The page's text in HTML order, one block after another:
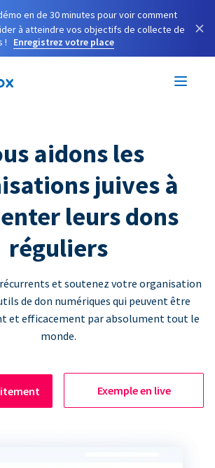
en de 30 minutes pour voir comment
à atteindre vos objectifs de collecte de
!
Enregistrez votre place
×
aidons les
juives à
leurs dons
réguliers
et soutenez votre organisation
de don numériques qui peuvent être
et efficacement par absolument tout le
monde.
Exemple en live